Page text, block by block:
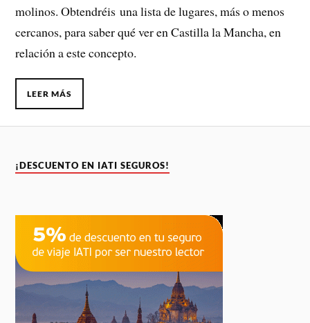
molinos. Obtendréis una lista de lugares, más o menos
cercanos, para saber qué ver en Castilla la Mancha, en
relación a este concepto.
LEER MÁS
¡DESCUENTO EN IATI SEGUROS!